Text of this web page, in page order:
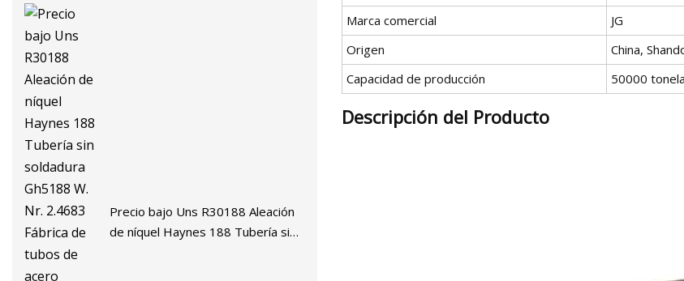
Precio bajo Uns R30188 Aleación
de níquel Haynes 188 Tubería sin
Marca comercial
JG
Origen
China,
Capacidad de producción
50000
Descripción del Producto